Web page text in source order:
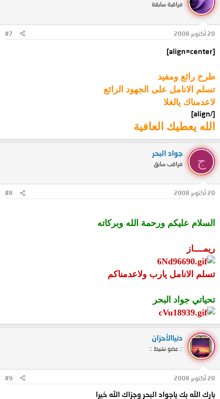
مراقبة سابقة
20 أكتوبر 2008 #7
[align=center]
طرح رائع ومفيد
تسلم الانامل على الجهود الرائع
لاعدمناك يالغلا
[/align]
الله يعطيك العافية
ج
جواد البحر
مراقب سابق
20 أكتوبر 2008 #8
السلام عليكم ورحمة الله وبركاته
ريمــــاز
تسلم الانامل يارب ولاعدمناكم
تحياتي جواد البحر
دنياالأحزان
:: عضو نشيط ::
20 أكتوبر 2008 #9
بارك الله بك ياجواد البحر وجزاك الله خيرا